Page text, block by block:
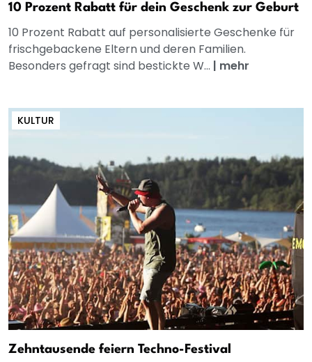
10 Prozent Rabatt für dein Geschenk zur Geburt
10 Prozent Rabatt auf personalisierte Geschenke für
frischgebackene Eltern und deren Familien.
Besonders gefragt sind bestickte W... | mehr
KULTUR
Zehntausende feiern Techno-Festival